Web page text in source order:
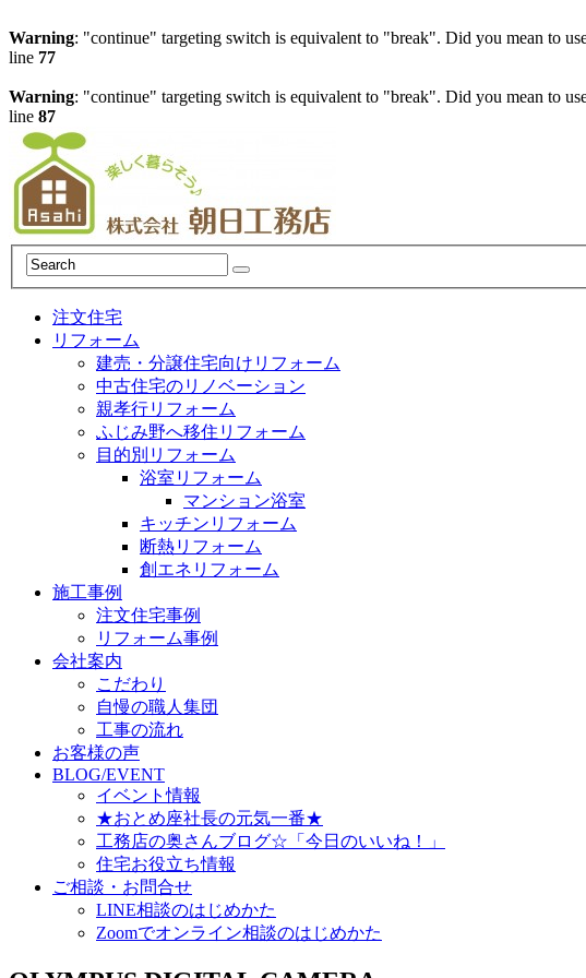
Warning: "continue" targeting switch is equivalent to "break". Did you mean to
line 77
Warning: "continue" targeting switch is equivalent to "break". Did you mean to
line 87
注文住宅
リフォーム
建売・分譲住宅向けリフォーム
中古住宅のリノベーション
親孝行リフォーム
ふじみ野へ移住リフォーム
目的別リフォーム
浴室リフォーム
マンション浴室
キッチンリフォーム
断熱リフォーム
創エネリフォーム
施工事例
注文住宅事例
リフォーム事例
会社案内
こだわり
自慢の職人集団
工事の流れ
お客様の声
BLOG/EVENT
イベント情報
★おとめ座社長の元気一番★
工務店の奥さんブログ☆「今日のいいね！」
住宅お役立ち情報
ご相談・お問合せ
LINE相談のはじめかた
Zoomでオンライン相談のはじめかた